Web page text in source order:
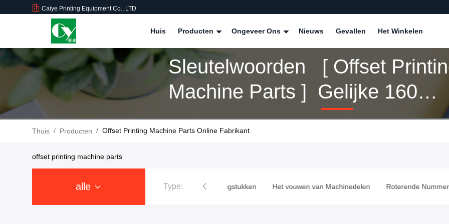
Caiye Printing Equipment Co., LTD
Huis Producten Ongeveer Ons Nieuws Gevallen Het Winkelen
Sleutelwoorden [ Offset
Machine Parts ] Gelijke 160
Producten
Thuis / Producten / Offset Printing Machine Parts Online Fabrikant
offset printing machine parts
alle Type:
De Vervangstukken van Roland Printer KBA-Vervangstukken Het vouwen van Machinedelen Roterende